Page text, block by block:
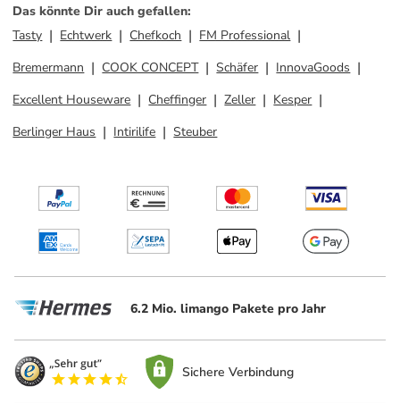
Das könnte Dir auch gefallen:
Tasty
Echtwerk Chefkoch
FM Professional
Bremermann
COOK CONCEPT Schäfer
InnovaGoods
Excellent Houseware
Cheffinger Zeller
Kesper
Berlinger Haus
Intirilife Steuber
6.2 Mio. limango Pakete pro Jahr
Sichere Verbindung